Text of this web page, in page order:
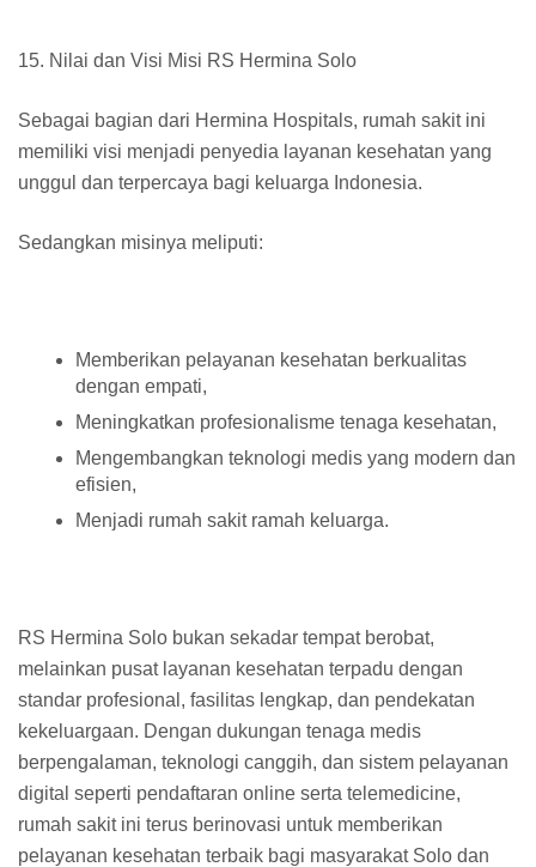
15. Nilai dan Visi Misi RS Hermina Solo
Sebagai bagian dari Hermina Hospitals, rumah sakit ini
memiliki visi menjadi penyedia layanan kesehatan yang
unggul dan terpercaya bagi keluarga Indonesia.
Sedangkan misinya meliputi:
Memberikan pelayanan kesehatan berkualitas
dengan empati,
Meningkatkan profesionalisme tenaga kesehatan,
Mengembangkan teknologi medis yang modern dan
efisien,
Menjadi rumah sakit ramah keluarga.
RS Hermina Solo bukan sekadar tempat berobat,
melainkan pusat layanan kesehatan terpadu dengan
standar profesional, fasilitas lengkap, dan pendekatan
kekeluargaan. Dengan dukungan tenaga medis
berpengalaman, teknologi canggih, dan sistem pelayanan
digital seperti pendaftaran online serta telemedicine,
rumah sakit ini terus berinovasi untuk memberikan
pelayanan kesehatan terbaik bagi masyarakat Solo dan